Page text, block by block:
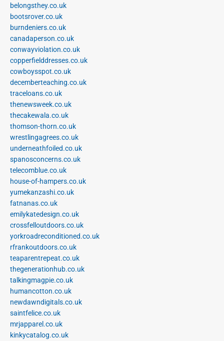
belongsthey.co.uk
bootsrover.co.uk
burndeniers.co.uk
canadaperson.co.uk
conwayviolation.co.uk
copperfielddresses.co.uk
cowboysspot.co.uk
decemberteaching.co.uk
traceloans.co.uk
thenewsweek.co.uk
thecakewala.co.uk
thomson-thorn.co.uk
wrestlingagrees.co.uk
underneathfoiled.co.uk
spanosconcerns.co.uk
telecomblue.co.uk
house-of-hampers.co.uk
yumekanzashi.co.uk
fatnanas.co.uk
emilykatedesign.co.uk
crossfelloutdoors.co.uk
yorkroadreconditioned.co.uk
rfrankoutdoors.co.uk
teaparentrepeat.co.uk
thegenerationhub.co.uk
talkingmagpie.co.uk
humancotton.co.uk
newdawndigitals.co.uk
saintfelice.co.uk
mrjapparel.co.uk
kinkycatalog.co.uk